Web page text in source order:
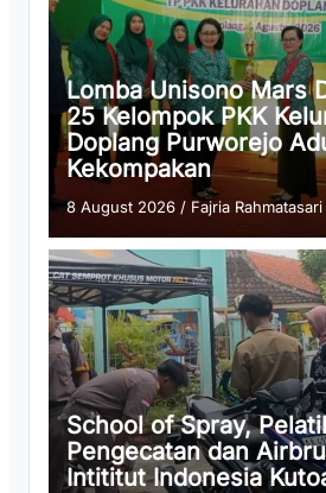
Lomba Unisono Mars
25 Kelompok PKK
Doplang Purworejo
Kekompakan
8 August 2026 / Fajria Rahmatasari
School of Spray,
Pengecatan dan
Intititut Indonesia